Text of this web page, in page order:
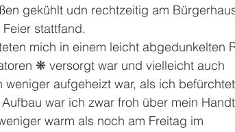
gekühlt udn rechtzeitig am
stattfand.
mich in einem leicht abgedunkelten
❋ versorgt war und vielleicht auch
weniger aufgeheizt war, als ich
war ich zwar froh über mein
warm als noch am Freitag im